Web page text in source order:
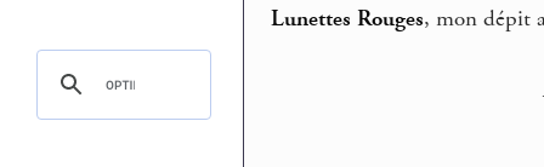
Lunettes Rouges, mon dépit